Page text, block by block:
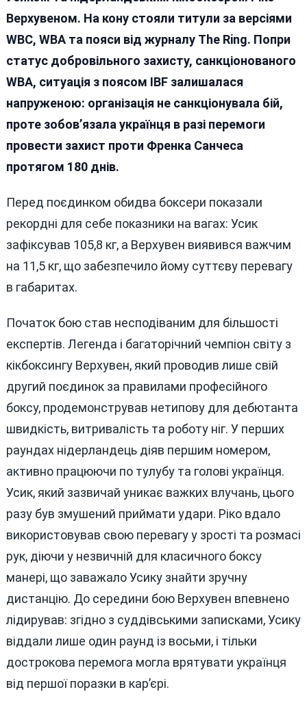
Ріко
Верхувеном. На кону стояли титули за версіями
WBC, WBA та пояси від журналу The Ring. Попри
статус добровільного захисту, санкціонованого
WBA, ситуація з поясом IBF залишалася
напруженою: організація не санкціонувала бій,
проте зобов’язала українця в разі перемоги
провести захист проти Френка Санчеса
протягом 180 днів.
Перед поєдинком обидва боксери показали
рекордні для себе показники на вагах: Усик
зафіксував 105,8 кг, а Верхувен виявився важчим
на 11,5 кг, що забезпечило йому суттєву перевагу
в габаритах.
Початок бою став несподіваним для більшості
експертів. Легенда і багаторічний чемпіон світу з
кікбоксингу Верхувен, який проводив лише свій
другий поєдинок за правилами професійного
боксу, продемонстрував нетипову для дебютанта
швидкість, витривалість та роботу ніг. У перших
раундах нідерландець діяв першим номером,
активно працюючи по тулубу та голові українця.
Усик, який зазвичай уникає важких влучань, цього
разу був змушений приймати удари. Ріко вдало
використовував свою перевагу у зрості та розмасі
рук, діючи у незвичній для класичного боксу
манері, що заважало Усику знайти зручну
дистанцію. До середини бою Верхувен впевнено
лідирував: згідно з суддівськими записками, Усику
віддали лише один раунд із восьми, і тільки
дострокова перемога могла врятувати українця
від першої поразки в кар’єрі.